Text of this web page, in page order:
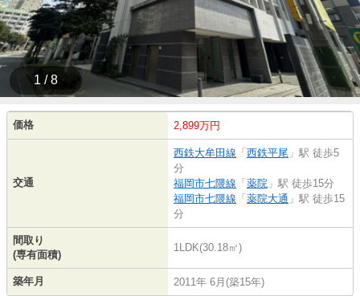
1 / 8
価格 2,899万円
交通
西鉄大牟田線 「 西鉄平尾 」駅 徒歩5
分
福岡市七隈線 「 薬院 」駅 徒歩15分
福岡市七隈線 「 薬院大通 」駅 徒歩15
分
間取り
(専有面積)
1LDK(30.18㎡)
築年月 2011年 6月(築15年)